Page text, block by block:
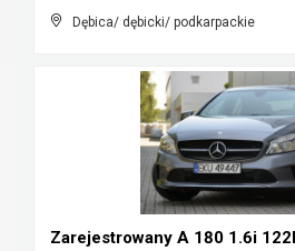
Dębica/ dębicki/ podkarpackie